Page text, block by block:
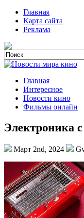
Главная
Карта сайта
Реклама
Главная
Интересное
Новости кино
Фильмы онлайн
Электроника
Март 2nd, 2024